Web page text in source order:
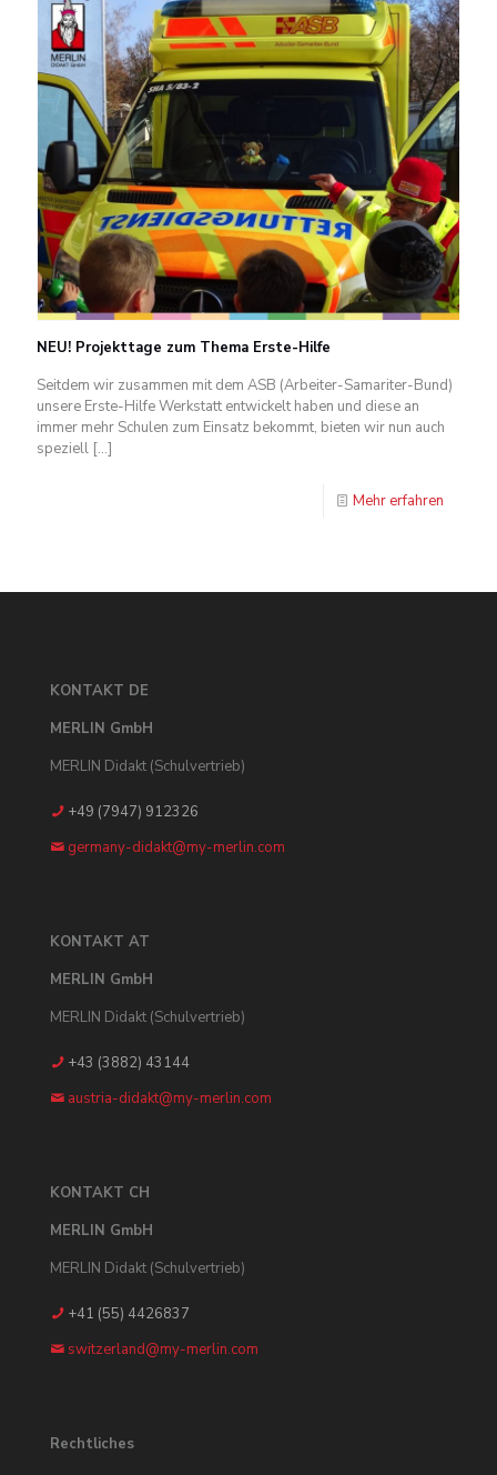
NEU! Projekttage zum Thema Erste-Hilfe
Seitdem wir zusammen mit dem ASB (Arbeiter-Samariter-Bund)
unsere Erste-Hilfe Werkstatt entwickelt haben und diese an
immer mehr Schulen zum Einsatz bekommt, bieten wir nun auch
speziell […]
Mehr erfahren
KONTAKT DE
MERLIN GmbH
MERLIN Didakt (Schulvertrieb)
+49 (7947) 912326
germany-didakt@my-merlin.com
KONTAKT AT
MERLIN GmbH
MERLIN Didakt (Schulvertrieb)
+43 (3882) 43144
austria-didakt@my-merlin.com
KONTAKT CH
MERLIN GmbH
MERLIN Didakt (Schulvertrieb)
+41 (55) 4426837
switzerland@my-merlin.com
Rechtliches